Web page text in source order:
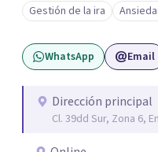
Gestión de la ira
WhatsApp Email
Dirección principal
Cl. 39dd Sur, Zona 6,